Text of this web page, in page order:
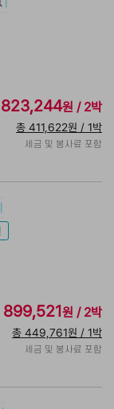
823,244원 / 2박
총 411,622원 / 1박
세금 및 봉사료 포함
899,521원 / 2박
총 449,761원 / 1박
세금 및 봉사료 포함